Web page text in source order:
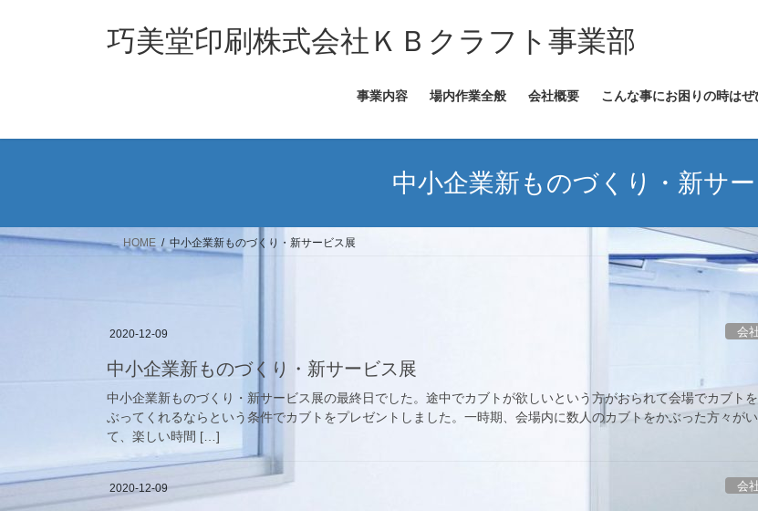
ス
ン
巧美堂印刷株式会社ＫＢクラフト事業部
事業内容 場内作業全般 会社概要 こんな事にお困りの時はぜ
中小企業新ものづくり・新サ
HOME 中小企業新ものづくり・新サービス展
2020-12-09 会
中小企業新ものづくり・新サービス展
中小企業新ものづくり・新サービス展の最終日でした。途中でカブトが欲しいという方がおられて会場でカブト
ぶってくれるならという条件でカブトをプレゼントしました。一時期、会場内に数人のカブトをかぶった方々がい
て、楽しい時間 […]
2020-12-09 会